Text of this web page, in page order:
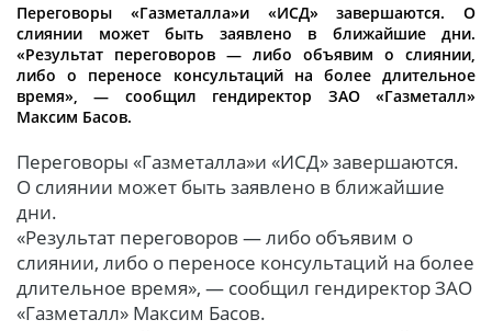
Переговоры «Газметалла»и «ИСД» завершаются. О
слиянии может быть заявлено в ближайшие дни.
«Результат переговоров — либо объявим о слиянии,
либо о переносе консультаций на более длительное
время», — сообщил гендиректор ЗАО «Газметалл»
Максим Басов.
Переговоры «Газметалла»и «ИСД» завершаются.
О слиянии может быть заявлено в ближайшие
дни.
«Результат переговоров — либо объявим о
слиянии, либо о переносе консультаций на более
длительное время», — сообщил гендиректор ЗАО
«Газметалл» Максим Басов.